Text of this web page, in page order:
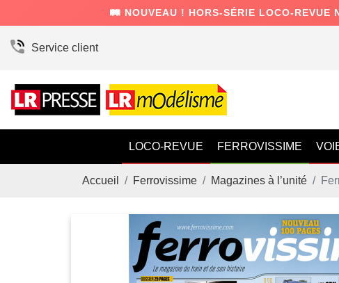
🛤️ NOUVEAU ! HORS-SÉRIE LOCO-REVUE
Service client
LOCO-REVUE FERROVISSIME
Accueil Ferrovissime Magazines à l’unité